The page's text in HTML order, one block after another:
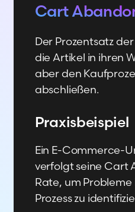
Cart
Der Prozentsatz
die Artikel in ihren
aber den
abschließen.
Praxisbeispiel
Ein E-Commerce-
verfolgt seine Cart
Rate, um
Prozess zu